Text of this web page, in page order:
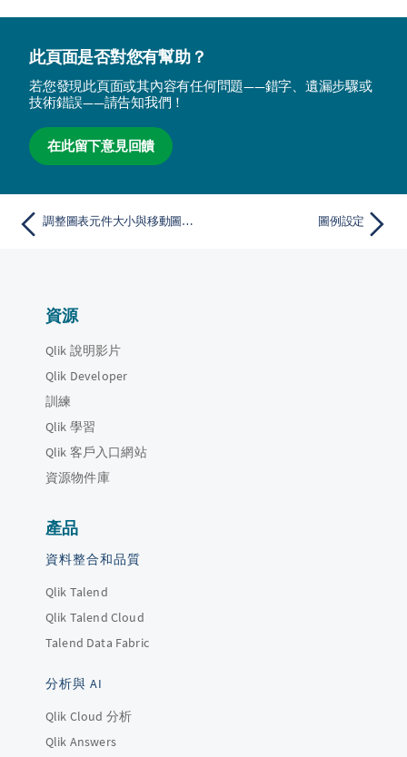
此頁面是否對您有幫助？
若您發現此頁面或其內容有任何問題——錯字、遺漏步驟或
技術錯誤——請告知我們！
在此留下意見回饋
調整圖表元件大小與移動圖表元件 圖例設定
資源
Qlik 說明影片
Qlik Developer
訓練
Qlik 學習
Qlik 客戶入口網站
資源物件庫
產品
資料整合和品質
Qlik Talend
Qlik Talend Cloud
Talend Data Fabric
分析與 AI
Qlik Cloud 分析
Qlik Answers